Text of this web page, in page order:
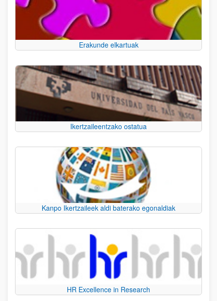
Erakunde elkartuak
Ikertzaileentzako ostatua
Kanpo Ikertzaileek aldi baterako egonaldiak
HR Excellence in Research